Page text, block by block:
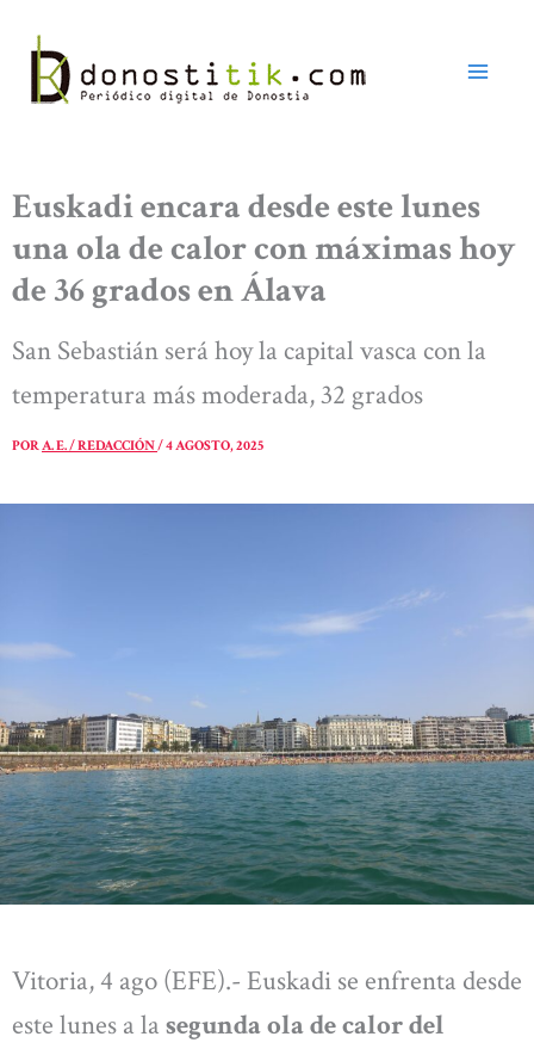
contenido
Euskadi encara desde este lunes
una ola de calor con máximas hoy
de 36 grados en Álava
San Sebastián será hoy la capital vasca con la
temperatura más moderada, 32 grados
PORA. E. / REDACCIÓN/4 AGOSTO, 2025
Vitoria, 4 ago (EFE).- Euskadi se enfrenta desde
este lunes a la segunda ola de calor del